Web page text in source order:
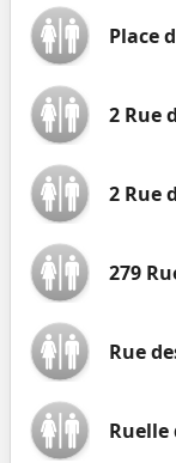
Place
2 Rue
2 Rue
279
Rue
Ruelle